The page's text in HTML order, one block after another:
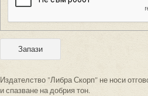
Издателство "Либра Скорп" не носи
и спазване на добрия тон.